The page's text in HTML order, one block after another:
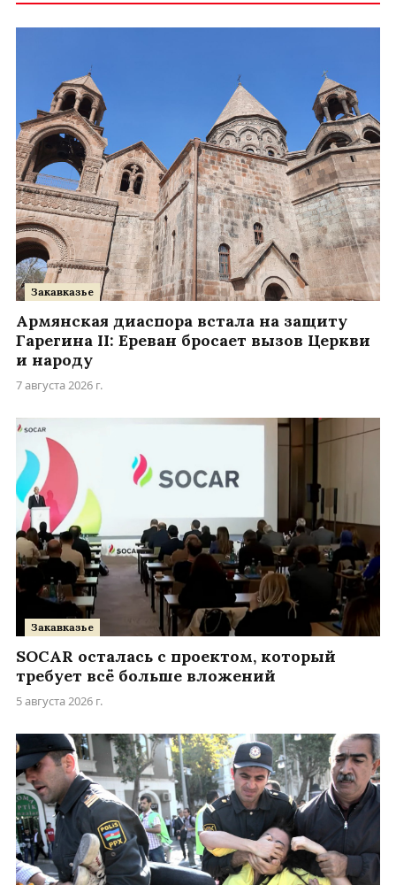
Закавказье
Армянская диаспора встала на защиту
Гарегина II: Ереван бросает вызов Церкви
и народу
7 августа 2026 г.
Закавказье
SOCAR осталась с проектом, который
требует всё больше вложений
5 августа 2026 г.